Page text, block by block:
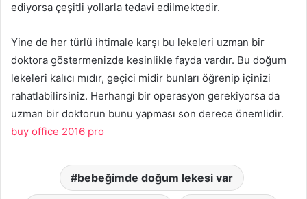
ediyorsa çeşitli yollarla tedavi edilmektedir.
Yine de her türlü ihtimale karşı bu lekeleri uzman bir
doktora göstermenizde kesinlikle fayda vardır. Bu doğum
lekeleri kalıcı mıdır, geçici midir bunları öğrenip içinizi
rahatlabilirsiniz. Herhangi bir operasyon gerekiyorsa da
uzman bir doktorun bunu yapması son derece önemlidir.
buy office 2016 pro
bebeğimde doğum lekesi var